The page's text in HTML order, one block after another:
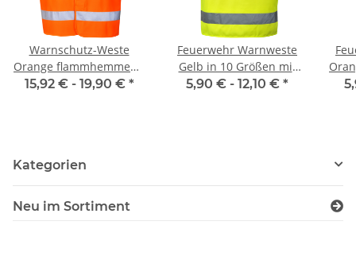
Warnschutz-Weste
Orange flammhemmend
EN ISO 20471 Class 2
15,92 € - 19,90 € *
Feuerwehr Warnweste
Gelb in 10 Größen mit
Stadtnamen
5,90 € - 12,10 € *
Kategorien
Neu im Sortiment